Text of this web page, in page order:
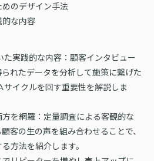
MA（マーケティングオートメー
ション）
カスタマーサポート
Webサポート
Web × 電話連携
サイト管理・改善
A/Bテスト
課題にどう挑んだのか？高度なコミュ
りの裏側
めのデザイン手法
的な内容
実践的な内容：顧客インタビュー
れたデータを分析して施策に繋げた
イクルを回す重要性を解説しま
を網羅：定量調査による客観的な
客の生の声を組み合わせることで、
方法を紹介します。